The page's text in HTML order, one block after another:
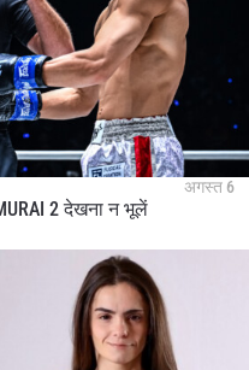
अगस्त 6
2 देखना न भूलें